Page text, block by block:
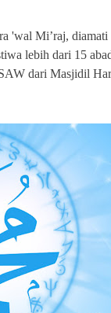
'wal Mi’raj, diamati
lebih dari 15
dari Masjidil